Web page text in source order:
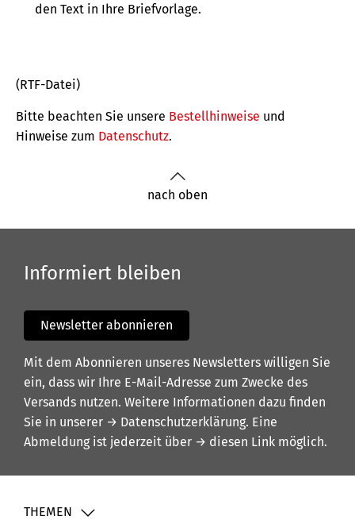
den Text in Ihre Briefvorlage.
(RTF-Datei)
Bitte beachten Sie unsere Bestellhinweise und
Hinweise zum Datenschutz.
nach oben
Informiert bleiben
Newsletter abonnieren
Mit dem Abonnieren unseres Newsletters willigen Sie
ein, dass wir Ihre E-Mail-Adresse zum Zwecke des
Versands nutzen. Weitere Informationen dazu finden
Sie in unserer → Datenschutzerklärung. Eine
Abmeldung ist jederzeit über → diesen Link möglich.
THEMEN